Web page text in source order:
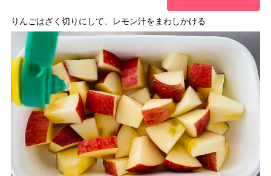
りんごはざく切りにして、レモン汁をまわしかける